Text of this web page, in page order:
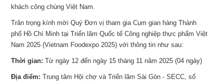
khách công chúng Việt Nam.
Trân trọng kính mời Quý Đơn vị tham gia Cụm gian hàng Thành
phố Hồ Chí Minh tại Triển lãm Quốc tế Công nghiệp thực phẩm Việt
Nam 2025 (Vietnam Foodexpo 2025) với thông tin như sau:
Thời gian: Từ ngày 12 đến ngày 15 tháng 11 năm 2025 (04 ngày)
Địa điểm:Trung tâm Hội chợ và Triển lãm Sài Gòn - SECC, số